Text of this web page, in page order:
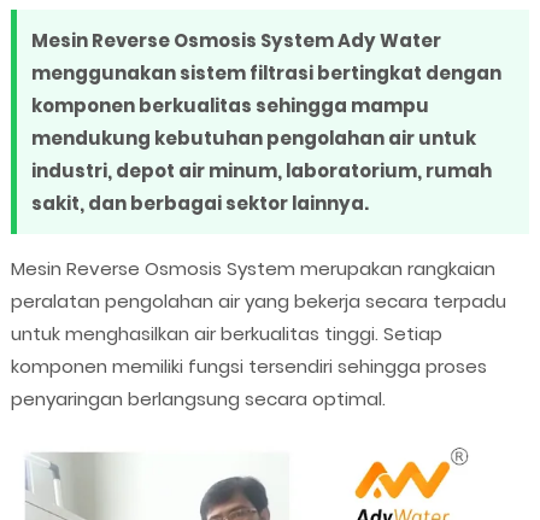
Mesin Reverse Osmosis System Ady Water
menggunakan sistem filtrasi bertingkat dengan
komponen berkualitas sehingga mampu
mendukung kebutuhan pengolahan air untuk
industri, depot air minum, laboratorium, rumah
sakit, dan berbagai sektor lainnya.
Mesin Reverse Osmosis System merupakan rangkaian
peralatan pengolahan air yang bekerja secara terpadu
untuk menghasilkan air berkualitas tinggi. Setiap
komponen memiliki fungsi tersendiri sehingga proses
penyaringan berlangsung secara optimal.